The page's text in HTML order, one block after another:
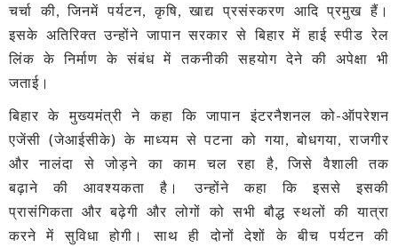
चर्चा की, जिनमें पर्यटन, कृषि, खाद्य प्रसंस्करण आदि प्रमुख हैं।
इसके अतिरिक्त उन्होंने जापान सरकार से बिहार में हाई स्पीड रेल
लिंक के निर्माण के संबंध में तकनीकी सहयोग देने की अपेक्षा भी
जताई।
बिहार के मुख्यमंत्री ने कहा कि जापान इंटरनैशनल को-ऑपरेशन
एजेंसी (जेआईसीके) के माध्यम से पटना को गया, बोधगया, राजगीर
और नालंदा से जोड़ने का काम चल रहा है, जिसे वैशाली तक
बढ़ाने की आवश्यकता है। उन्होंने कहा कि इससे इसकी
प्रासंगिकता और बढ़ेगी और लोगों को सभी बौद्ध स्थलों की यात्रा
करने में सुविधा होगी। साथ ही दोनों देशों के बीच पर्यटन की